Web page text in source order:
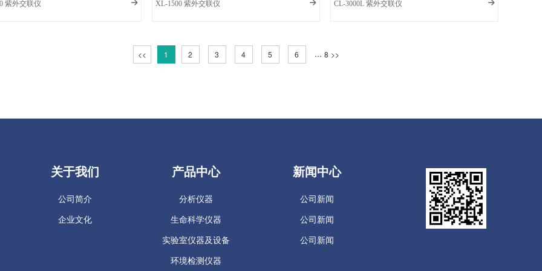
紫外交联仪 XL-1500 紫外交联仪 CL-3000L 紫外交联仪
<< 1 2 3 4 5 6 ... 8 >>
关于我们
公司简介
企业文化
产品中心
分析仪器
生命科学仪器
实验室仪器及设备
环境检测仪器
新闻中心
公司新闻
公司新闻
公司新闻